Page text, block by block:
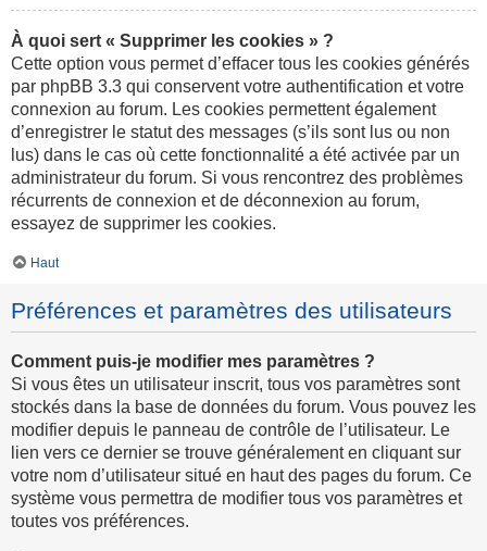
À quoi sert « Supprimer les cookies » ?
Cette option vous permet d’effacer tous les cookies générés
par phpBB 3.3 qui conservent votre authentification et votre
connexion au forum. Les cookies permettent également
d’enregistrer le statut des messages (s’ils sont lus ou non
lus) dans le cas où cette fonctionnalité a été activée par un
administrateur du forum. Si vous rencontrez des problèmes
récurrents de connexion et de déconnexion au forum,
essayez de supprimer les cookies.
Haut
Préférences et paramètres des utilisateurs
Comment puis-je modifier mes paramètres ?
Si vous êtes un utilisateur inscrit, tous vos paramètres sont
stockés dans la base de données du forum. Vous pouvez les
modifier depuis le panneau de contrôle de l’utilisateur. Le
lien vers ce dernier se trouve généralement en cliquant sur
votre nom d’utilisateur situé en haut des pages du forum. Ce
système vous permettra de modifier tous vos paramètres et
toutes vos préférences.